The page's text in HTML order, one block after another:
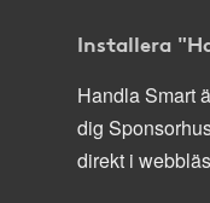
Installera
Handla Smart
dig
direkt i